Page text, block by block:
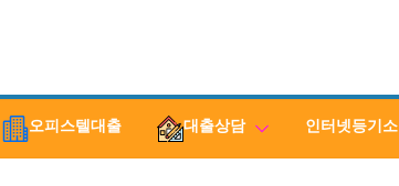
오피스텔대출 대출상담 인터넷등기소